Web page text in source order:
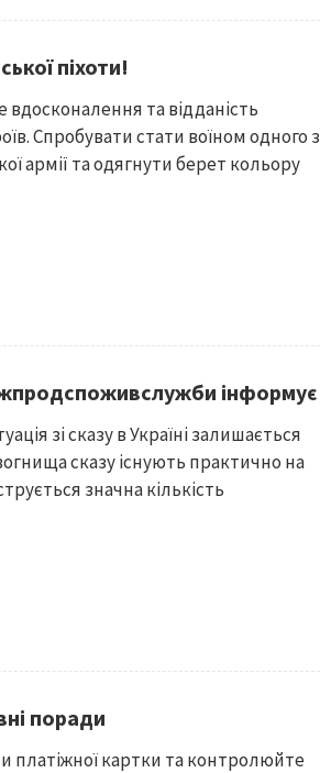
піхоти!
вдосконалення та відданість
Спробувати стати воїном одного з
армії та одягнути берет кольору
інформує
зі сказу в Україні залишається
сказу існують практично на
значна кількість
поради
платіжної картки та контролюйте